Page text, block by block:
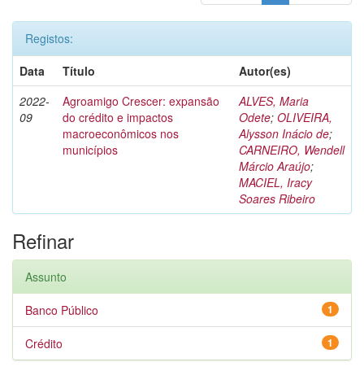
Registos:
Data
Título
Autor(es)
2022-
09
Agroamigo Crescer: expansão
do crédito e impactos
macroeconômicos nos
municípios
ALVES, Maria
Odete; OLIVEIRA,
Alysson Inácio de;
CARNEIRO, Wendell
Márcio Araújo;
MACIEL, Iracy
Soares Ribeiro
Refinar
Assunto
1
Banco Público
1
Crédito